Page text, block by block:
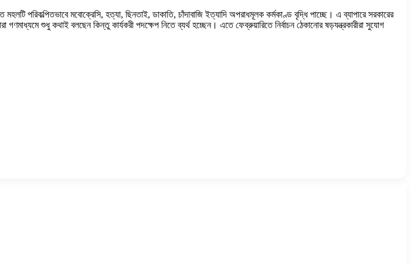
পরিকল্পিতভাবে মবোক্রেসি, হত্যা, ছিনতাই, ডাকাতি, চাঁদাবাজি ইত্যাদি অপরাধমূলক কর্মকাণ্ড বৃদ্ধি পাচ্ছে। এ ব্যাপারে সরকারের
শুধু কথাই বলছেন কিন্তু কার্যকরী পদক্ষেপ নিতে ব্যর্থ হচ্ছেন। এতে ফেব্রুয়ারিতে নির্বাচন ঠেকানোর ষড়যন্ত্রকারীরা সুযোগ